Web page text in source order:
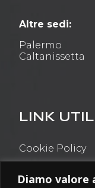
Diamo valore
Altre sedi:
Palermo
Caltanissetta
LINK
Cookie Policy